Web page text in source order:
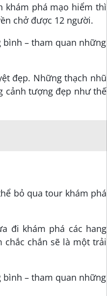
khám phá mạo hiểm thì
chở được 12 người.
đẹp. Những thạch nhũ
cảnh tượng đẹp như thế
bỏ qua tour khám phá
đi khám phá các hang
chắc chắn sẽ là một trải